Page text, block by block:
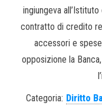
ingiungeva
contratto di credito
accessori e
opposizione la
Categoria: Diritto